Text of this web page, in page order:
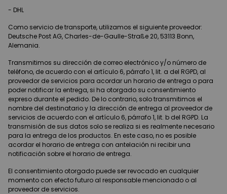
- DHL
Como servicio de transporte, utilizamos el siguiente proveedor:
Deutsche Post AG, Charles-de-Gaulle-Straße 20, 53113 Bonn,
Alemania.
Transmitimos su dirección de correo electrónico y/o número de
teléfono, de acuerdo con el artículo 6, párrafo 1, lit. a del RGPD, al
proveedor de servicios para acordar un horario de entrega o para
poder notificar la entrega, si ha otorgado su consentimiento
expreso durante el pedido. De lo contrario, solo transmitimos el
nombre del destinatario y la dirección de entrega al proveedor de
servicios de acuerdo con el artículo 6, párrafo 1, lit. b del RGPD. La
transmisión de sus datos solo se realiza si es realmente necesario
para la entrega de los productos. En este caso, no es posible
acordar el horario de entrega con antelación ni recibir una
notificación sobre el horario de entrega.
El consentimiento otorgado puede ser revocado en cualquier
momento con efecto futuro al responsable mencionado o al
proveedor de servicios.